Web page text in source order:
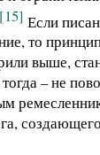
[15] Если
то
выше,
– не